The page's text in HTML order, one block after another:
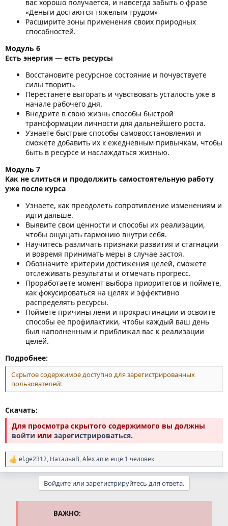
вас хорошо получается, и навсегда забыть о фразе
«Деньги достаются тяжелым трудом»
Расширите зоны применения своих природных
способностей.
Модуль 6
Есть энергия — есть ресурсы
Восстановите ресурсное состояние и почувствуете
силы творить.
Перестанете выгорать и чувствовать усталость уже в
начале рабочего дня.
Внедрите в свою жизнь способы быстрой
трансформации личности для дальнейшего роста.
Узнаете быстрые способы самовосстановления и
сможете добавить их к ежедневным привычкам, чтобы
быть в ресурсе и наслаждаться жизнью.
Модуль 7
Как не слиться и продолжить самостоятельную работу
уже после курса
Узнаете, как преодолеть сопротивление изменениям и
идти дальше.
Выявите свои ценности и способы их реализации,
чтобы ощущать гармонию внутри себя.
Научитесь различать признаки развития и стагнации
и вовремя принимать меры в случае застоя.
Обозначите критерии достижения целей, сможете
отслеживать результаты и отмечать прогресс.
Проработаете момент выбора приоритетов и поймете,
как фокусироваться на целях и эффективно
распределять ресурсы.
Поймете причины лени и прокрастинации и освоите
способы ее профилактики, чтобы каждый ваш день
был наполненным и приближал вас к реализации
целей.
Подробнее:
Скрытое содержимое доступно для зарегистрированных
пользователей!
Скачать:
Для просмотра скрытого содержимого вы должны
войти или зарегистрироваться.
Р
е
el.ge2312, НатальяВ,Alex an и ещё 1 человек
Войдите или зарегистрируйтесь для ответа.
ВАЖНО: